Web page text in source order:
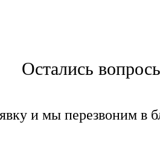
Остались
и мы перезвоним в